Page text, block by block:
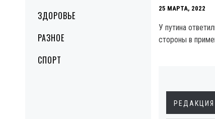
ЗДОРОВЬЕ
РАЗНОЕ
СПОРТ
25 МАРТА, 2022
У путина
стороны в
РЕДАКЦИЯ